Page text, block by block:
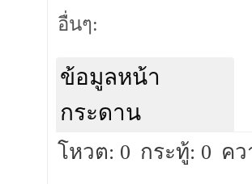
อื่นๆ:
ข้อมูลหน้า
กระดาน
โหวต: 0 กระทู้: 0 ค